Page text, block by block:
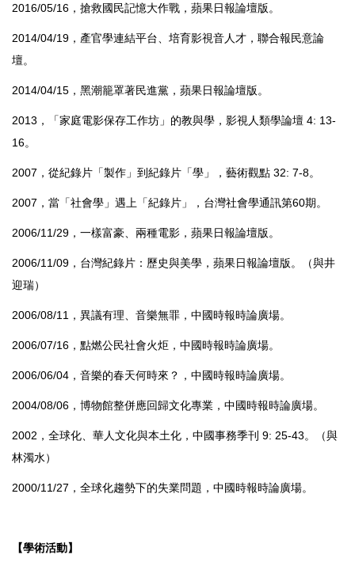
2016/05/16，搶救國民記憶大作戰，蘋果日報論壇版。
2014/04/19，產官學連結平台、培育影視音人才，聯合報民意論
壇。
2014/04/15，黑潮籠罩著民進黨，蘋果日報論壇版。
2013，「家庭電影保存工作坊」的教與學，影視人類學論壇 4: 13-
16。
2007，從紀錄片「製作」到紀錄片「學」，藝術觀點 32: 7-8。
2007，當「社會學」遇上「紀錄片」，台灣社會學通訊第60期。
2006/11/29，一樣富豪、兩種電影，蘋果日報論壇版。
2006/11/09，台灣紀錄片：歷史與美學，蘋果日報論壇版。（與井
迎瑞）
2006/08/11，異議有理、音樂無罪，中國時報時論廣場。
2006/07/16，點燃公民社會火炬，中國時報時論廣場。
2006/06/04，音樂的春天何時來？，中國時報時論廣場。
2004/08/06，博物館整併應回歸文化專業，中國時報時論廣場。
2002，全球化、華人文化與本土化，中國事務季刊 9: 25-43。（與
林濁水）
2000/11/27，全球化趨勢下的失業問題，中國時報時論廣場。
【學術活動】